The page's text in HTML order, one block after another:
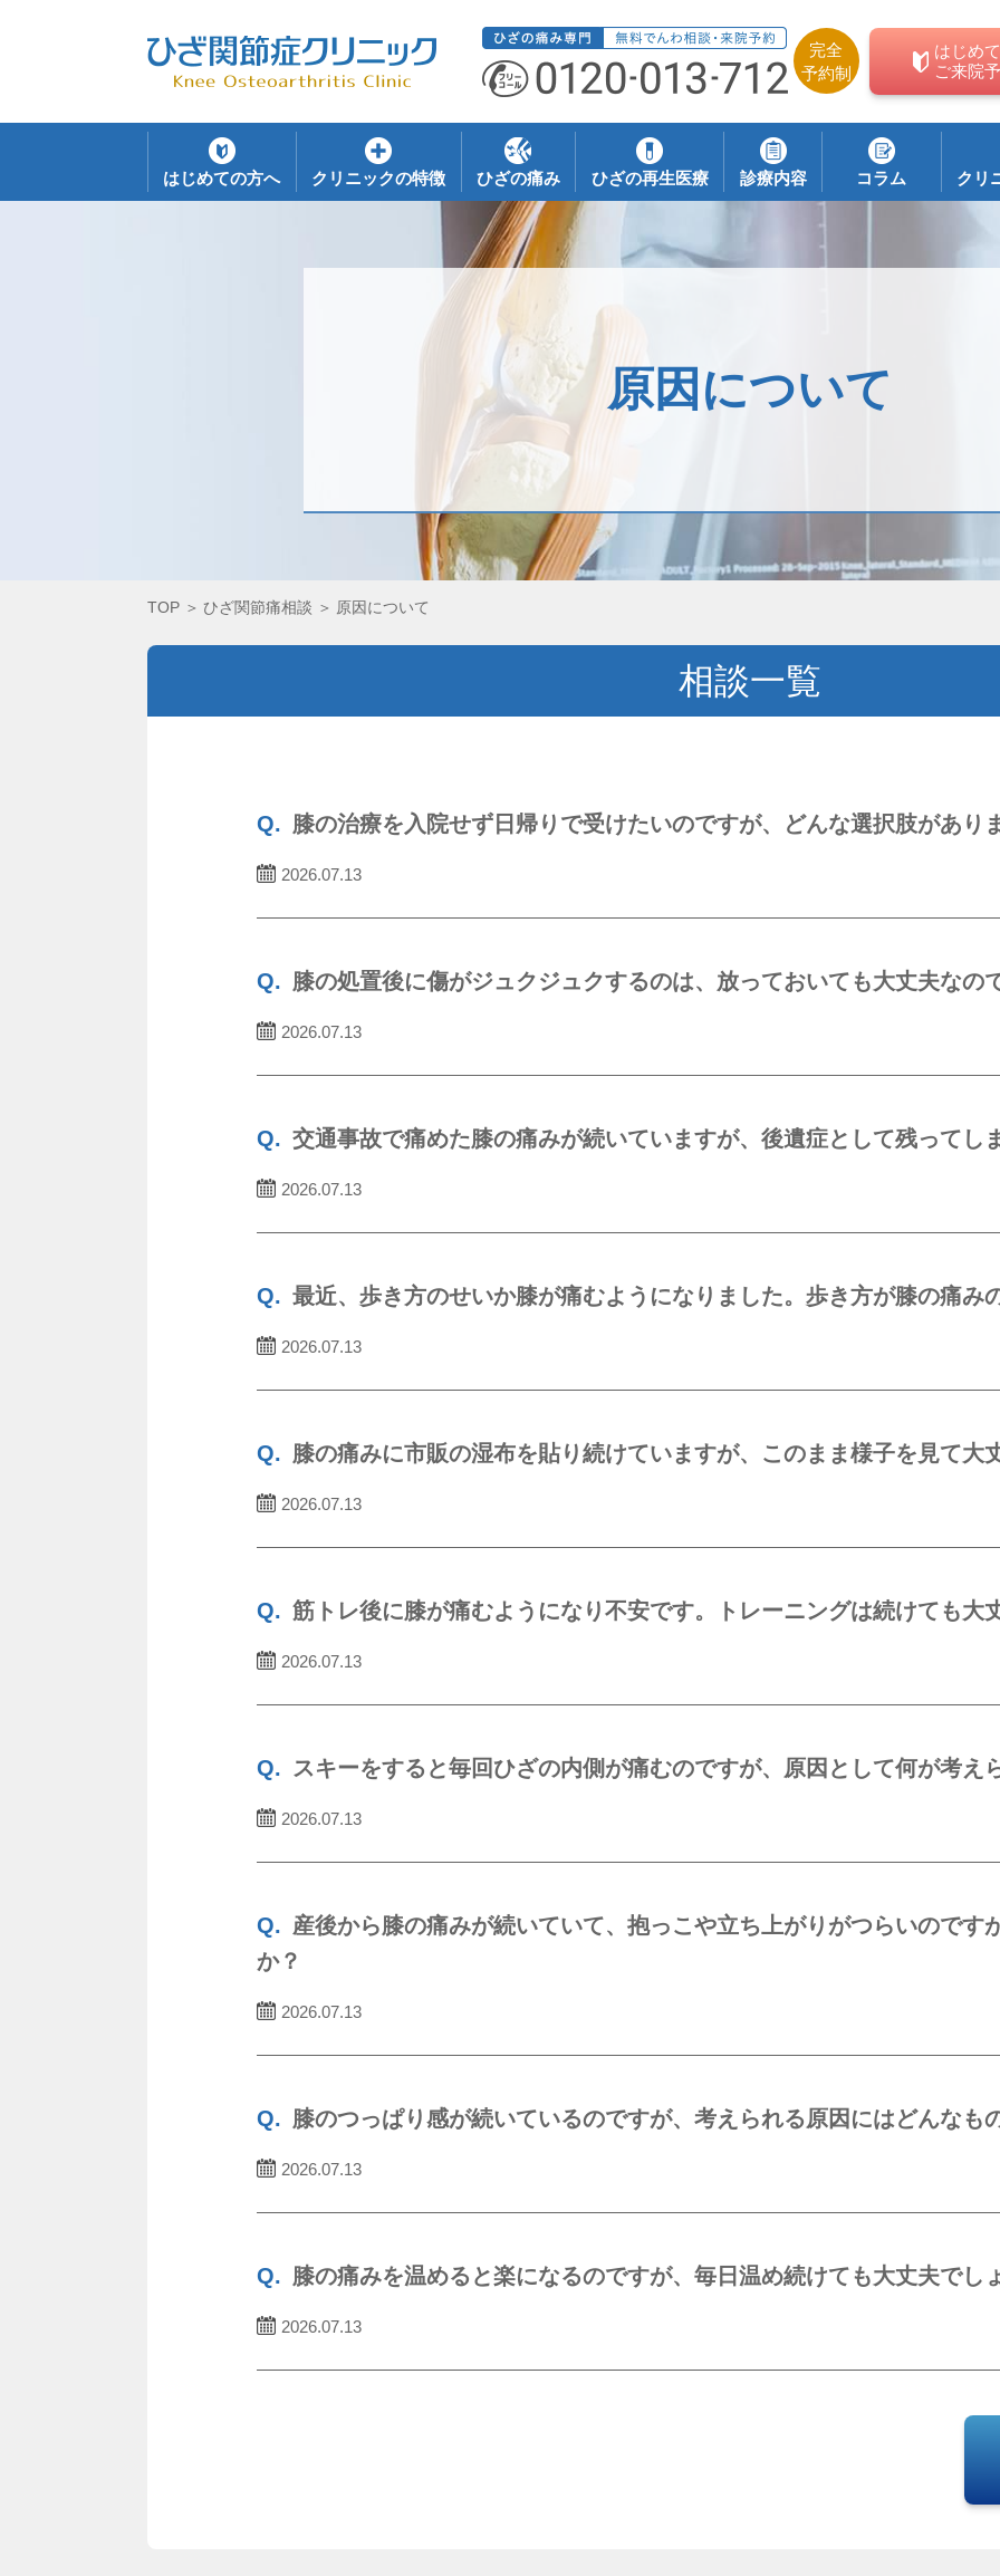
完全
予約制
はじめ
ご来院
はじめての方へ クリニックの特徴 ひざの痛み ひざの再生医療 診療内容 コラム クリ
原因について
TOP ひざ関節痛相談 原因について
相談一覧
膝の治療を入院せず日帰りで受けたいのですが、どんな選択肢があり
2026.07.13
膝の処置後に傷がジュクジュクするのは、放っておいても大丈夫なの
2026.07.13
交通事故で痛めた膝の痛みが続いていますが、後遺症として残ってし
2026.07.13
最近、歩き方のせいか膝が痛むようになりました。歩き方が膝の痛み
2026.07.13
膝の痛みに市販の湿布を貼り続けていますが、このまま様子を見て大
2026.07.13
筋トレ後に膝が痛むようになり不安です。トレーニングは続けても大
2026.07.13
スキーをすると毎回ひざの内側が痛むのですが、原因として何が考え
2026.07.13
産後から膝の痛みが続いていて、抱っこや立ち上がりがつらいのです
か？
2026.07.13
膝のつっぱり感が続いているのですが、考えられる原因にはどんなも
2026.07.13
膝の痛みを温めると楽になるのですが、毎日温め続けても大丈夫でし
2026.07.13